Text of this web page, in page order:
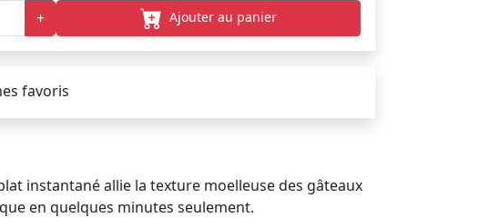
+ Ajouter au panier
favoris
instantané allie la texture moelleuse des gâteaux
en quelques minutes seulement.